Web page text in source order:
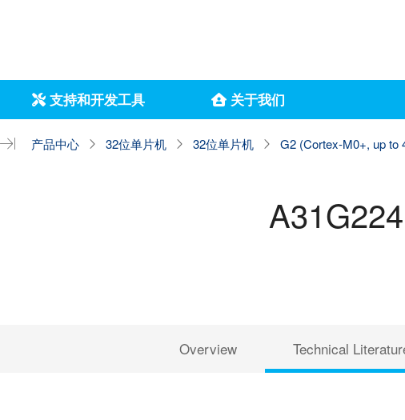
支持和开发工具 关于我们
产品中心 32位单片机 32位单片机 G2 (Cortex-M0+, up to
Overview Technical